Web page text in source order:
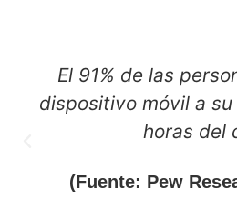
El 91% de las
dispositivo móvil a
horas del
(Fuente: Pew